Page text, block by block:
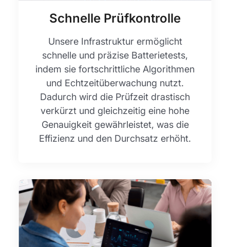
Schnelle Prüfkontrolle
Unsere Infrastruktur ermöglicht
schnelle und präzise Batterietests,
indem sie fortschrittliche Algorithmen
und Echtzeitüberwachung nutzt.
Dadurch wird die Prüfzeit drastisch
verkürzt und gleichzeitig eine hohe
Genauigkeit gewährleistet, was die
Effizienz und den Durchsatz erhöht.